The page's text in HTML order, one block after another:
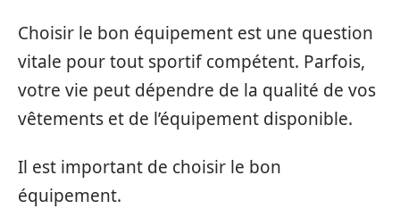
Choisir le bon équipement est une question
vitale pour tout sportif compétent. Parfois,
votre vie peut dépendre de la qualité de vos
vêtements et de l’équipement disponible.
Il est important de choisir le bon
équipement.